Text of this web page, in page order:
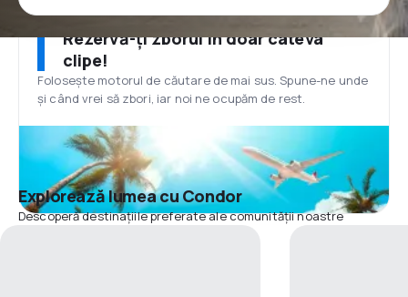
Rezervă-ți zborul în doar câteva
clipe!
Folosește motorul de căutare de mai sus. Spune-ne unde
și când vrei să zbori, iar noi ne ocupăm de rest.
Explorează lumea cu Condor
Descoperă destinațiile preferate ale comunității noastre